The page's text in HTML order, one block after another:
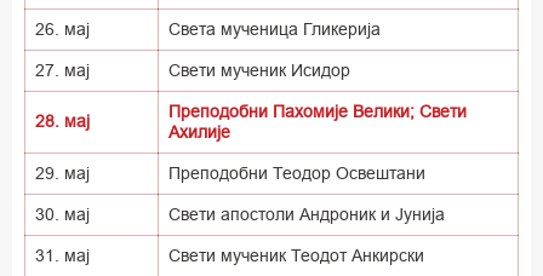
26. мај Света мученица Гликерија
27. мај Свети мученик Исидор
28. мај
Преподобни Пахомије Велики; Свети
Ахилије
29. мај Преподобни Теодор Освештани
30. мај Свети апостоли Андроник и Јунија
31. мај Свети мученик Теодот Анкирски